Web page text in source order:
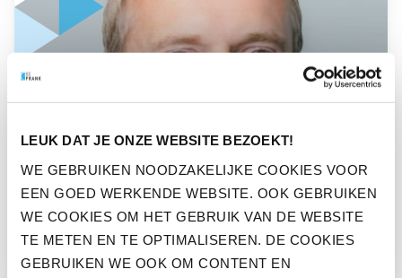
LEUK DAT JE ONZE WEBSITE BEZOEKT!
WE GEBRUIKEN NOODZAKELIJKE COOKIES VOOR
EEN GOED WERKENDE WEBSITE. OOK GEBRUIKEN
WE COOKIES OM HET GEBRUIK VAN DE WEBSITE
TE METEN EN TE OPTIMALISEREN. DE COOKIES
GEBRUIKEN WE OOK OM CONTENT EN
ECHT IMPACT MAAK JE MET
EEN DUURZAME
PENSIOENREGELING
NIEUWS